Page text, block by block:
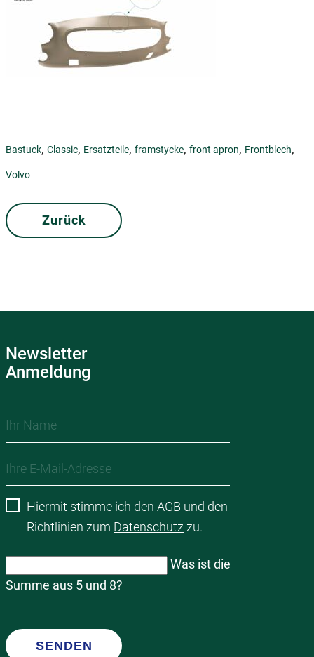
Bastuck, Classic, Ersatzteile, framstycke, front apron, Frontblech,
Volvo
Zurück
Newsletter
Anmeldung
Hiermit stimme ich den AGB und den
Richtlinien zum Datenschutz zu.
Was ist die
Summe aus 5 und 8?
SENDEN